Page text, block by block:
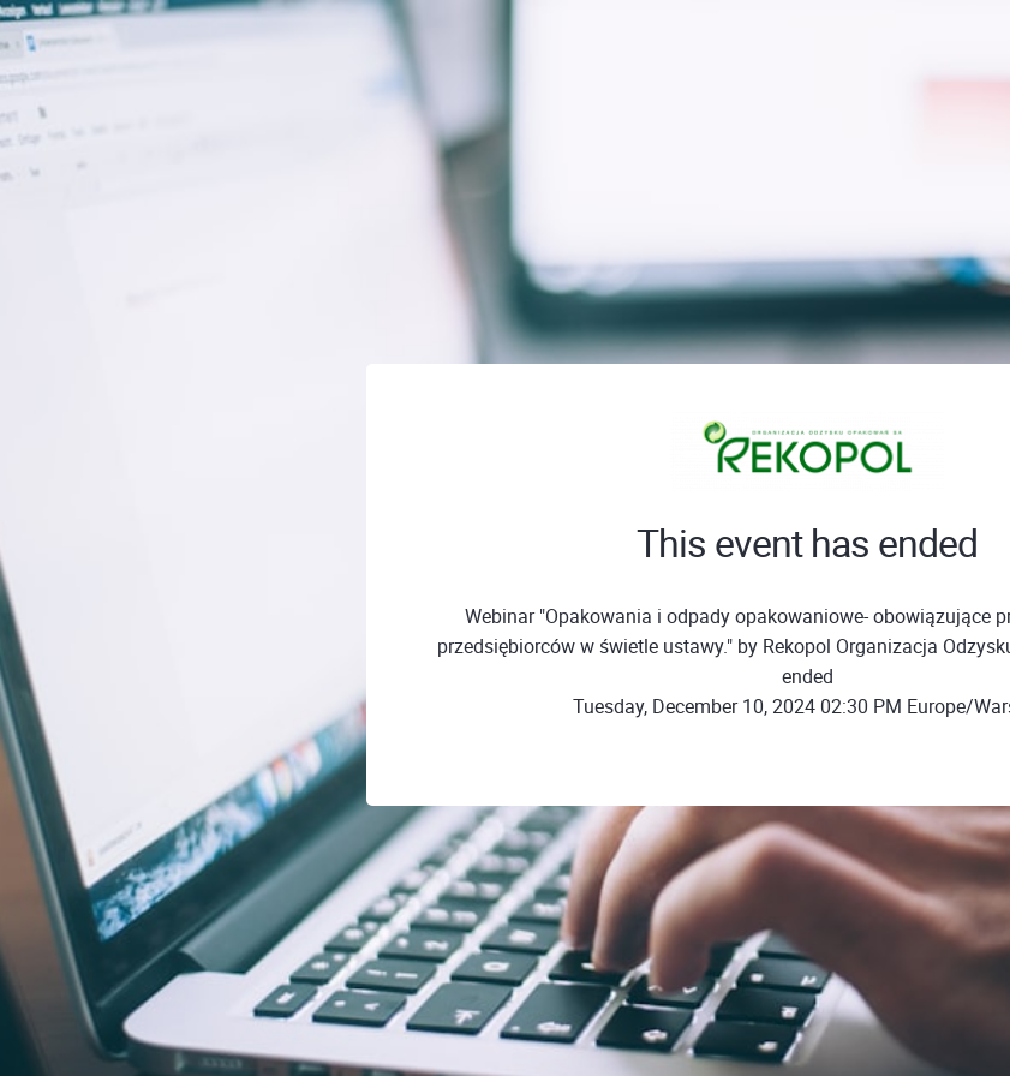
This event has ended
Webinar "Opakowania i odpady opakowaniowe- obowiązujące
przedsiębiorców w świetle ustawy." by Rekopol Organizacja
ended
Tuesday, December 10, 2024 02:30 PM Europe/